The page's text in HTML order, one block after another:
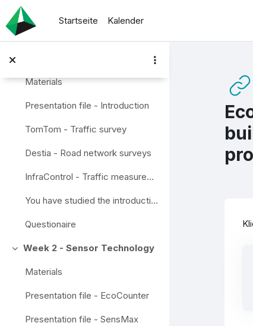
Zum Hauptinhalt
Startseite
Kalender
Teated õppijatele / News Forum
Einklappen
Materials
Presentation file - Introduction
TomTom - Traffic survey
Destia - Road network surveys
InfraControl - Traffic measurements
You have studied the introduction, so next step is...
Questionaire
Einklappen
Week 2 - Sensor Technology
Materials
Presentation file - EcoCounter
Presentation file - SensMax